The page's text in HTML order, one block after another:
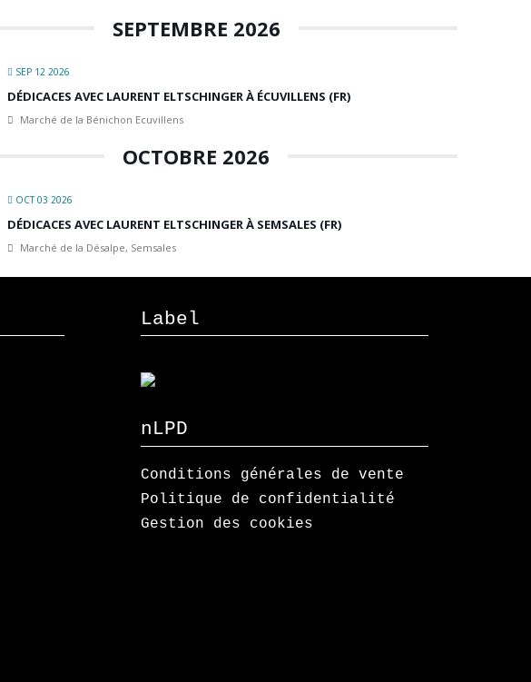
SEPTEMBRE 2026
SEP 12 2026
DÉDICACES AVEC LAURENT ELTSCHINGER À ÉCUVILLENS (FR)
Marché de la Bénichon Ecuvillens
OCTOBRE 2026
OCT 03 2026
DÉDICACES AVEC LAURENT ELTSCHINGER À SEMSALES (FR)
Marché de la Désalpe, Semsales
Label
nLPD
Conditions générales de vente
Politique de confidentialité
Gestion des cookies